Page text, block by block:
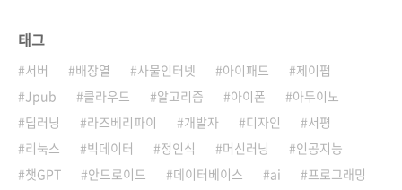
태그
서버 배장열 사물인터넷 아이패드
제이펍
Jpub
클라우드 알고리즘 아이폰
아두이노
딥러닝
라즈베리파이 개발자 디자인
서평
리눅스
빅데이터 정인식 머신러닝
인공지능
챗GPT
안드로이드 데이터베이스 ai
프로그래밍